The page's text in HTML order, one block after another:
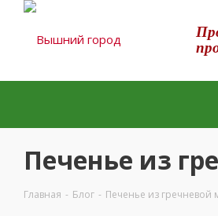
Печенье из
Главная - Блог - Печенье из гречневой